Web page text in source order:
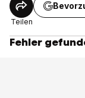
Teilen
Fehler